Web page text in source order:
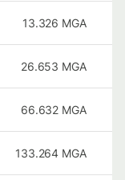
13.326 MGA
26.653 MGA
66.632 MGA
133.264 MGA